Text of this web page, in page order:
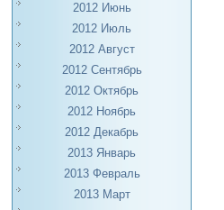
2012 Июнь
2012 Июль
2012 Август
2012 Сентябрь
2012 Октябрь
2012 Ноябрь
2012 Декабрь
2013 Январь
2013 Февраль
2013 Март